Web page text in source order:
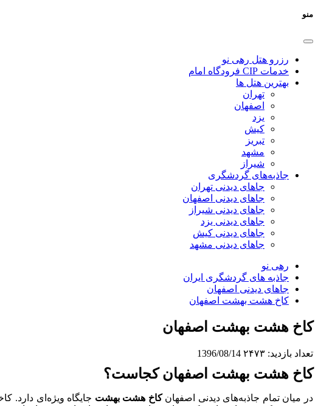
منو
رزرو هتل رهی نو
خدمات CIP فرودگاه امام
بهترین هتل ها
تهران
اصفهان
یزد
کیش
تبریز
مشهد
شیراز
جاذبه‌های گردشگری
جاهای دیدنی تهران
جاهای دیدنی اصفهان
جاهای دیدنی شیراز
جاهای دیدنی یزد
جاهای دیدنی کیش
جاهای دیدنی مشهد
رهی نو
جاذبه های گردشگری ایران
جاهای دیدنی اصفهان
کاخ هشت بهشت اصفهان
کاخ هشت بهشت اصفهان
تعداد بازدید: ۲۴۷۳ 1396/08/14
کاخ هشت بهشت اصفهان کجاست؟
در میان تمام جاذبه‌های دیدنی اصفهانکاخ هشت بهشت جایگاه ویژه‌ای دارد.